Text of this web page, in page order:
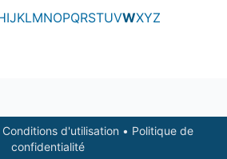
IJKLMNOPQRSTUVWXYZ
Conditions d'utilisation • Politique de
confidentialité